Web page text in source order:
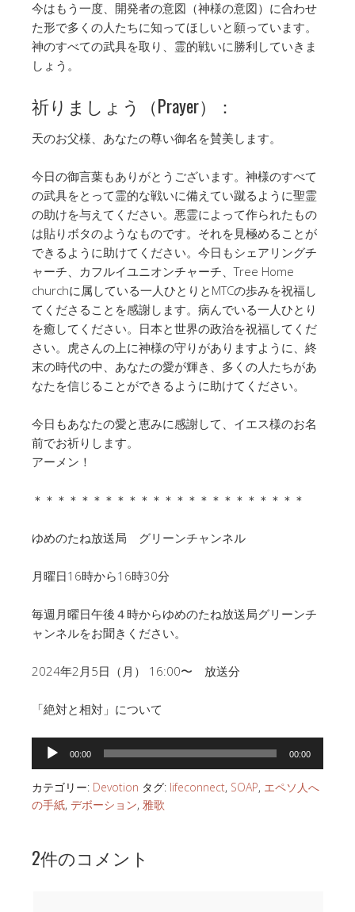
今はもう一度、開発者の意図（神様の意図）に合わせ
た形で多くの人たちに知ってほしいと願っています。
神のすべての武具を取り、霊的戦いに勝利していきま
しょう。
祈りましょう（Prayer）：
天のお父様、あなたの尊い御名を賛美します。
今日の御言葉もありがとうございます。神様のすべて
の武具をとって霊的な戦いに備えてい蹴るように聖霊
の助けを与えてください。悪霊によって作られたもの
は貼りボタのようなものです。それを見極めることが
できるように助けてください。今日もシェアリングチ
ャーチ、カフルイユニオンチャーチ、Tree Home
churchに属している一人ひとりとMTCの歩みを祝福し
てくださることを感謝します。病んでいる一人ひとり
を癒してください。日本と世界の政治を祝福してくだ
さい。虎さんの上に神様の守りがありますように、終
末の時代の中、あなたの愛が輝き、多くの人たちがあ
なたを信じることができるように助けてください。
今日もあなたの愛と恵みに感謝して、イエス様のお名
前でお祈りします。
アーメン！
＊＊＊＊＊＊＊＊＊＊＊＊＊＊＊＊＊＊＊＊＊＊＊
ゆめのたね放送局 グリーンチャンネル
月曜日16時から16時30分
毎週月曜日午後４時からゆめのたね放送局グリーンチ
ャンネルをお聞きください。
2024年2月5日（月） 16:00〜 放送分
「絶対と相対」について
声
プ
レ
ー
00:00 00:00
カテゴリー: Devotion タグ: lifeconnect, SOAP, エペソ人へ
の手紙, デボーション, 雅歌
2件のコメント